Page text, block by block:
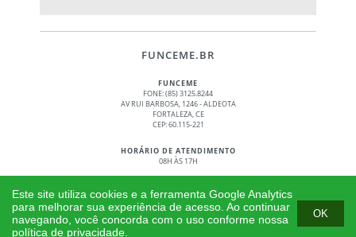
FUNCEME.BR
FUNCEME
FONE: (85) 3125.8244
AV RUI BARBOSA, 1246 - ALDEOTA
FORTALEZA, CE
CEP: 60.115-221
HORÁRIO DE ATENDIMENTO
08H ÀS 17H
TODOS OS DIREITOS RESERVADOS
Este site utiliza cookies e a ferramenta Google Analytics
para melhorar sua experiência de acesso. Ao continuar
navegando, você concorda com o uso conforme nossa
política de privacidade.
OK